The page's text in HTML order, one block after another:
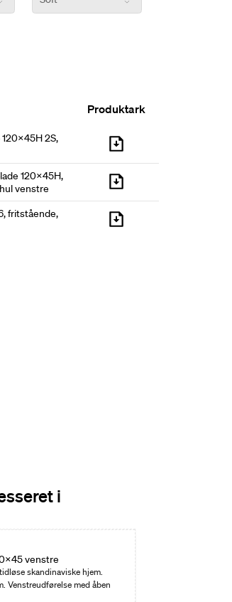
Produktark
2S,
120x45H,
venstre
fritstående,
i
venstre
skandinaviske hjem.
Venstreudførelse med åben